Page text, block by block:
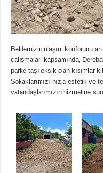
Beldemizin ulaşım konforunu
çalışmaları kapsamında,
parke taşı eksik olan kısımlar
Sokaklarımızı hızla estetik ve
vatandaşlarımızın hizmetine